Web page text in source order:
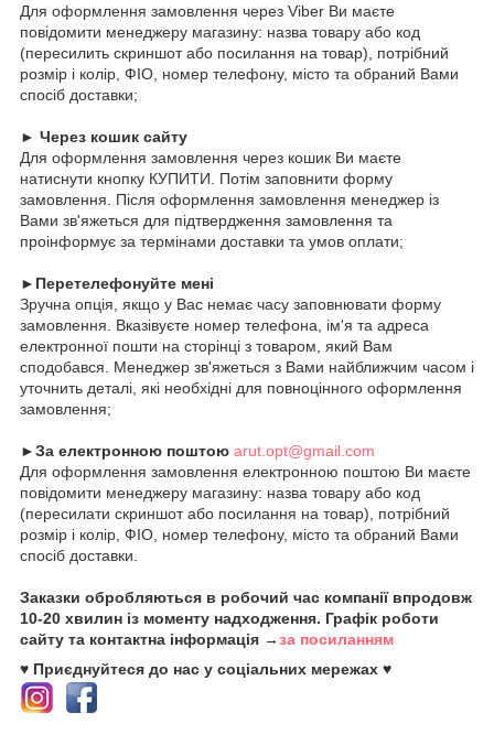
Для оформлення замовлення через Viber Ви маєте
повідомити менеджеру магазину: назва товару або код
(пересилить скриншот або посилання на товар), потрібний
розмір і колір, ФІО, номер телефону, місто та обраний Вами
спосіб доставки;
► Через кошик сайту
Для оформлення замовлення через кошик Ви маєте
натиснути кнопку КУПИТИ. Потім заповнити форму
замовлення. Після оформлення замовлення менеджер із
Вами зв'яжеться для підтвердження замовлення та
проінформує за термінами доставки та умов оплати;
►Перетелефонуйте мені
Зручна опція, якщо у Вас немає часу заповнювати форму
замовлення. Вказівуєте номер телефона, ім'я та адреса
електронної пошти на сторінці з товаром, який Вам
сподобався. Менеджер зв'яжеться з Вами найближчим часом і
уточнить деталі, які необхідні для повноцінного оформлення
замовлення;
►За електронною поштою arut.opt@gmail.com
Для оформлення замовлення електронною поштою Ви маєте
повідомити менеджеру магазину: назва товару або код
(пересилати скриншот або посилання на товар), потрібний
розмір і колір, ФІО, номер телефону, місто та обраний Вами
спосіб доставки.
Заказки обробляються в робочий час компанії впродовж
10-20 хвилин із моменту надходження. Графік роботи
сайту та контактна інформація →за посиланням
♥ Приєднуйтеся до нас у соціальних мережах ♥